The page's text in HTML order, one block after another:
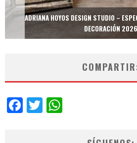
ADRIANA HOYOS DESIGN STUDIO –
DECORACIÓN 2026
Facebook
Twitter